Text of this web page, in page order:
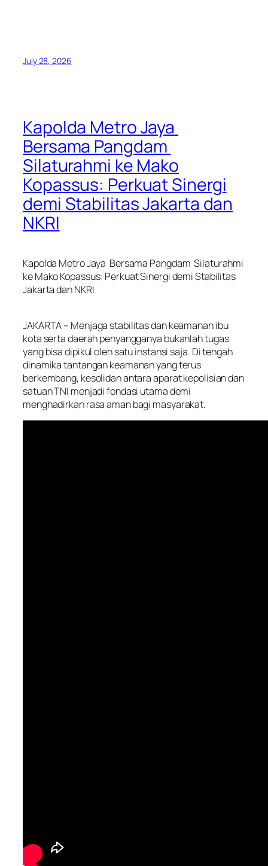
July 28, 2026
Kapolda Metro Jaya
Bersama Pangdam
Silaturahmi ke Mako
Kopassus: Perkuat Sinergi
demi Stabilitas Jakarta dan
NKRI
Kapolda Metro Jaya Bersama Pangdam Silaturahmi
ke Mako Kopassus: Perkuat Sinergi demi Stabilitas
Jakarta dan NKRI
JAKARTA – Menjaga stabilitas dan keamanan ibu
kota serta daerah penyangganya bukanlah tugas
yang bisa dipikul oleh satu instansi saja. Di tengah
dinamika tantangan keamanan yang terus
berkembang, kesolidan antara aparat kepolisian dan
satuan TNI menjadi fondasi utama demi
menghadirkan rasa aman bagi masyarakat.